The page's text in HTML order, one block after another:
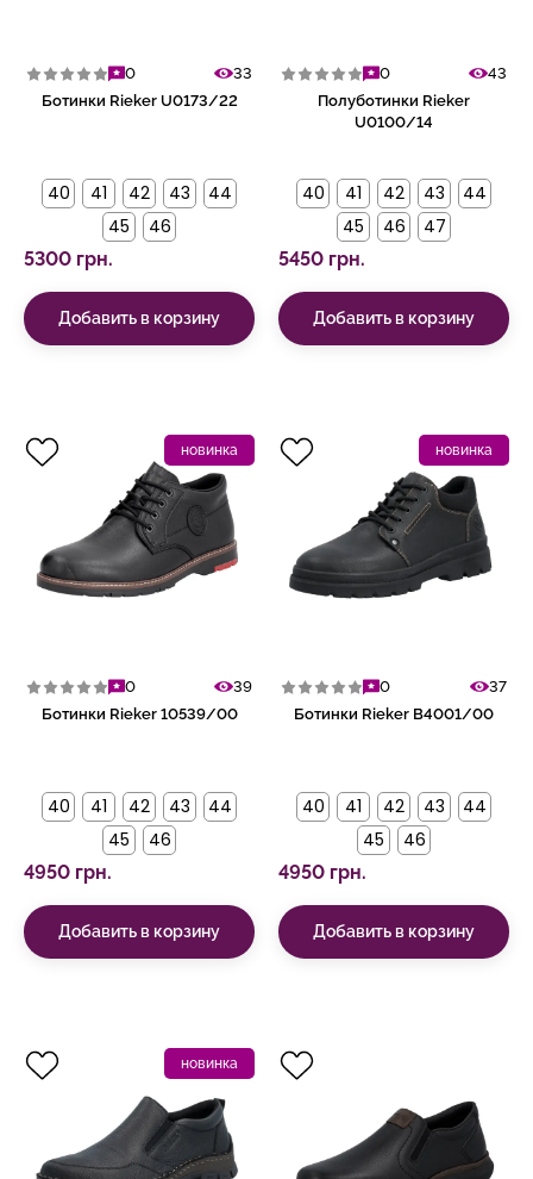
0
33
Ботинки Rieker U0173/22
40 41 42 43
44
45
46
5300 грн.
Добавить в корзину
0
43
Полуботинки Rieker
U0100/14
40 41 42 43
44
45
46 47
5450 грн.
Добавить в корзину
новинка
0
39
Ботинки Rieker 10539/00
40 41 42 43
44
45
46
4950 грн.
Добавить в корзину
новинка
0
37
Ботинки Rieker B4001/00
40 41 42 43
44
45
46
4950 грн.
Добавить в корзину
новинка